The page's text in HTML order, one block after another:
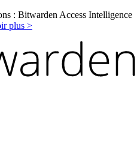
: Bitwarden Access Intelligence
plus >